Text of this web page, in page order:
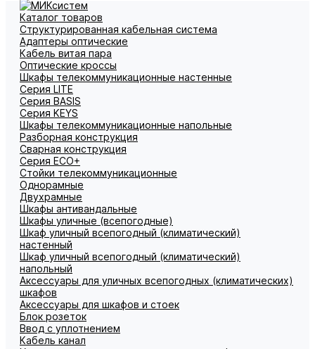
Каталог товаров
Структурированная кабельная система
Адаптеры оптические
Кабель витая пара
Оптические кроссы
Шкафы телекоммуникационные настенные
Cерия LITE
Cерия BASIS
Cерия KEYS
Шкафы телекоммуникационные напольные
Разборная конструкция
Сварная конструкция
Серия ECO+
Стойки телекоммуникационные
Однорамные
Двухрамные
Шкафы антивандальные
Шкафы уличные (всепогодные)
Шкаф уличный всепогодный (климатический)
настенный
Шкаф уличный всепогодный (климатический)
напольный
Аксессуары для уличных всепогодных (климатических)
шкафов
Аксессуары для шкафов и стоек
Блок розеток
Ввод с уплотнением
Кабель канал